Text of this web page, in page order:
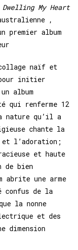
My Heart
,
premier album
naïf et
pour initier
album
qui renferme 12
qu’il a
chante la
l’adoration;
et haute
de bien
abrite une arme
de la
la nonne
et des
dimension